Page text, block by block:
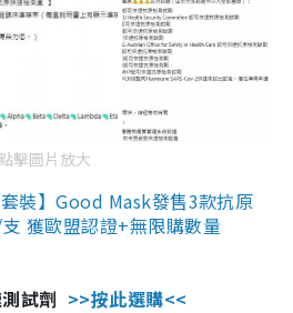
點擊圖片放大
裝】Good Mask發售3款抗原
獲歐盟認證+無限購數量
試劑 >>按此選購<<